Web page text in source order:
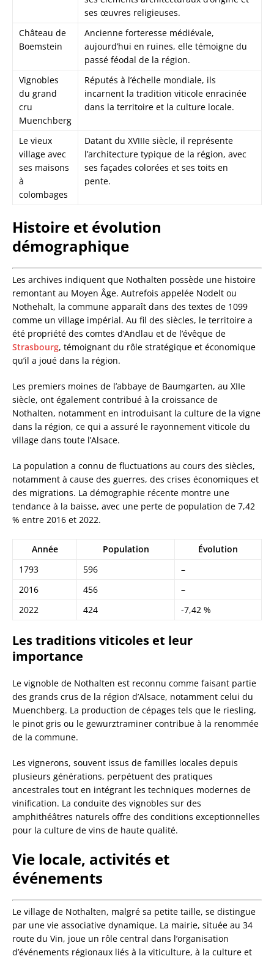
ses œuvres religieuses.
Château de
Boemstein
Ancienne forteresse médiévale,
aujourd’hui en ruines, elle témoigne du
passé féodal de la région.
Vignobles
du grand
cru
Muenchberg
Réputés à l’échelle mondiale, ils
incarnent la tradition viticole enracinée
dans la territoire et la culture locale.
Le vieux
village avec
ses maisons
à
colombages
Datant du XVIIIe siècle, il représente
l’architecture typique de la région, avec
ses façades colorées et ses toits en
pente.
Histoire et évolution
démographique
Les archives indiquent que Nothalten possède une histoire
remontant au Moyen Âge. Autrefois appelée Nodelt ou
Nothehalt, la commune apparaît dans des textes de 1099
comme un village impérial. Au fil des siècles, le territoire a
été propriété des comtes d’Andlau et de l’évêque de
Strasbourg, témoignant du rôle stratégique et économique
qu’il a joué dans la région.
Les premiers moines de l’abbaye de Baumgarten, au XIIe
siècle, ont également contribué à la croissance de
Nothalten, notamment en introduisant la culture de la vigne
dans la région, ce qui a assuré le rayonnement viticole du
village dans toute l’Alsace.
La population a connu de fluctuations au cours des siècles,
notamment à cause des guerres, des crises économiques et
des migrations. La démographie récente montre une
tendance à la baisse, avec une perte de population de 7,42
% entre 2016 et 2022.
Année Population
Évolution
1793
596
–
2016
456
–
2022
424 -7,42 %
Les traditions viticoles et leur
importance
Le vignoble de Nothalten est reconnu comme faisant partie
des grands crus de la région d’Alsace, notamment celui du
Muenchberg. La production de cépages tels que le riesling,
le pinot gris ou le gewurztraminer contribue à la renommée
de la commune.
Les vignerons, souvent issus de familles locales depuis
plusieurs générations, perpétuent des pratiques
ancestrales tout en intégrant les techniques modernes de
vinification. La conduite des vignobles sur des
amphithéâtres naturels offre des conditions exceptionnelles
pour la culture de vins de haute qualité.
Vie locale, activités et
événements
Le village de Nothalten, malgré sa petite taille, se distingue
par une vie associative dynamique. La mairie, située au 34
route du Vin, joue un rôle central dans l’organisation
d’événements régionaux liés à la viticulture, à la culture et